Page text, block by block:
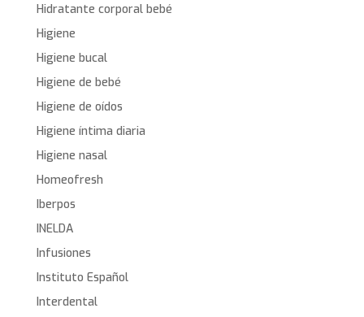
Hidratante corporal bebé
Higiene
Higiene bucal
Higiene de bebé
Higiene de oídos
Higiene íntima diaria
Higiene nasal
Homeofresh
Iberpos
INELDA
Infusiones
Instituto Español
Interdental